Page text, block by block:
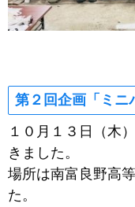
第２回企画「 ミニ
１０月１３日（木）
きました。
場所は南富良野高
た。